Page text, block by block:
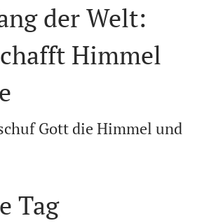
der Welt:
Himmel
Gott die Himmel und
Tag